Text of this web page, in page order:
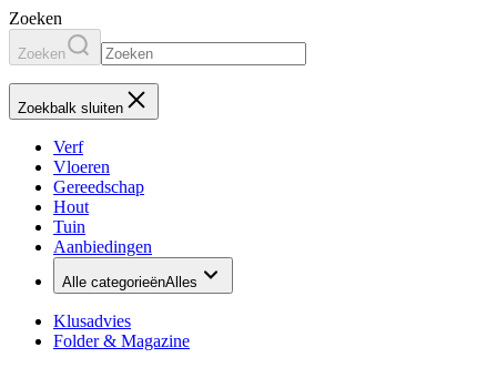
Zoeken
Zoeken
Zoekbalk sluiten
Verf
Vloeren
Gereedschap
Hout
Tuin
Aanbiedingen
Alle categorieënAlles
Klusadvies
Folder & Magazine